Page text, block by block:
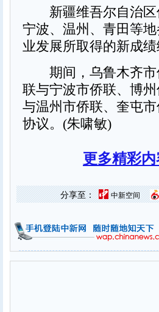
新疆维吾尔自治区
宁波、温州、青田等
业发展所取得的新成绩
期间，乌鲁木齐市
联与宁波市侨联、博
与温州市侨联、奎屯
协议。(朱啸敏)
更多精彩
中新空间
分享至：